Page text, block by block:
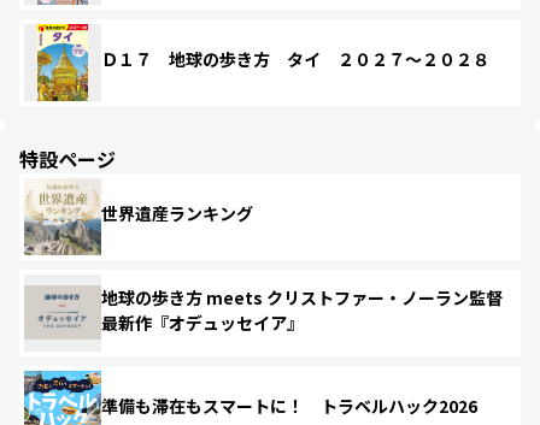
Ｄ１７ 地球の歩き方 タイ ２０２７～２０２８
特設ページ
世界遺産ランキング
地球の歩き方 meets クリストファー・ノーラン監督
最新作『オデュッセイア』
準備も滞在もスマートに！ トラベルハック2026